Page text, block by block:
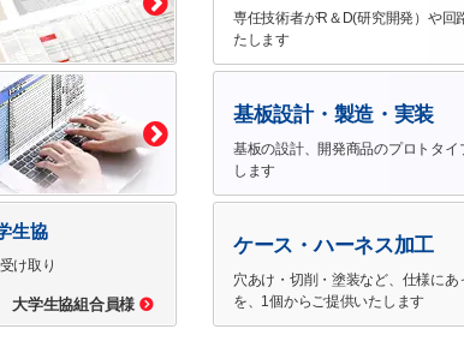
生協
け取り
大学生協組合員様
専任技術者がR＆D(研究開発）や回
たします
基板設計・製造・実装
基板の設計、開発商品のプロトタ
します
ケース・ハーネス加工
穴あけ・切削・塗装など、仕様に
を、1個からご提供いたします